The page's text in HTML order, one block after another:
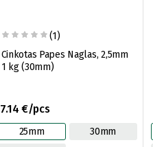
(1)
Cinkotas Papes Naglas, 2,5mm
1 kg (30mm)
7.14 €/pcs
25mm
30mm